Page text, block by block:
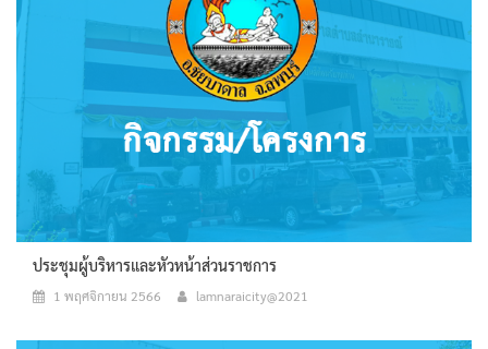
ประชุมผู้บริหารและหัวหน้าส่วนราชการ
1 พฤศจิกายน 2566 lamnaraicity@2021